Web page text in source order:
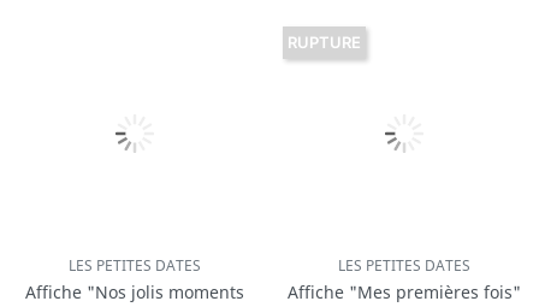
LES PETITES DATES
Affiche "Nos jolis moments
LES PETITES DATES
Affiche "Mes premières fois"
RUPTURE